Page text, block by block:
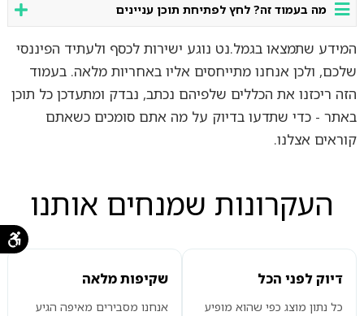
מה בעמוד זה? לחץ לפתיחת תוכן עניינים
המידע שתמצאו בגמל.נט נוגע ישירות לכסף ולעתיד הפיננסי
שלכם, ולכן אנחנו מתייחסים אליו באחריות מלאה. בעמוד
הזה ריכזנו את הכללים שלפיהם נכתב, נבדק ומתעדכן כל תוכן
באתר - כדי שתדעו בדיוק על מה אתם סומכים כשאתם
קוראים אצלנו.
העקרונות שמנחים אותנו
דיוק לפני הכל
כל נתון מוצג כפי שהוא מופיע
שקיפות מלאה
אנחנו מסבירים מאיפה הגיע